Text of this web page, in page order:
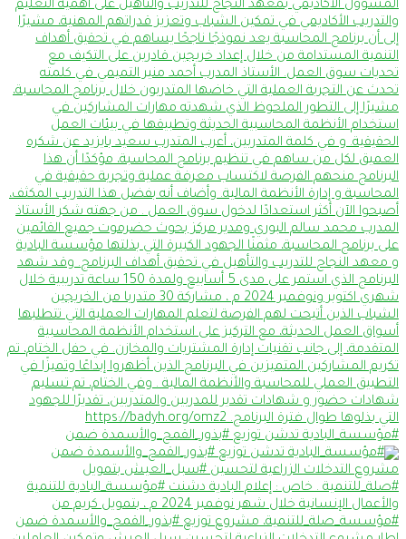
#مؤسسة_البادية تدشن توزيع #بذور_القمح_والأسمدة ضمن